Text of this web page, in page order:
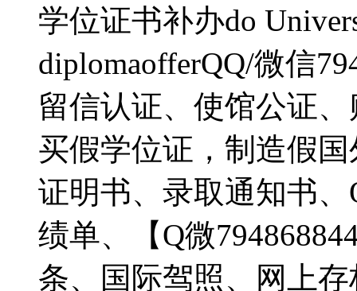
学位证书补办do
diplomaofferQQ/微信
留信认证、使馆公证
买假学位证，制造假
证明书、录取通知书
绩单、【Q微
条、国际驾照、网上